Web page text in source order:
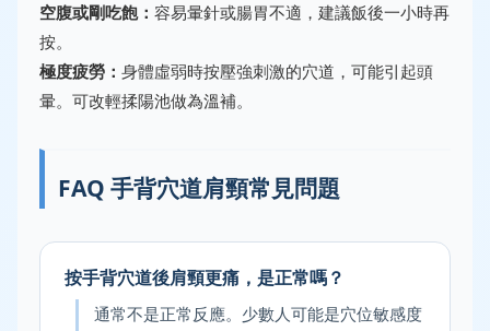
空腹或剛吃飽： 容易暈針或腸胃不適，建議飯後一小時再
按。
極度疲勞： 身體虛弱時按壓強刺激的穴道，可能引起頭
暈。可改輕揉陽池做為溫補。
FAQ 手背穴道肩頸常見問題
按手背穴道後肩頸更痛，是正常嗎？
通常不是正常反應。少數人可能是穴位敏感度